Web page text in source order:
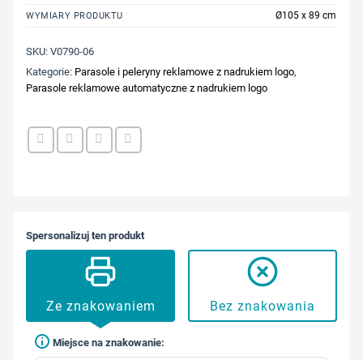
WYMIARY PRODUKTU Ø105 x 89 cm
SKU:V0790-06
Kategorie: Parasole i peleryny reklamowe z nadrukiem logo,
Parasole reklamowe automatyczne z nadrukiem logo
Spersonalizuj ten produkt
Ze znakowaniem Bez znakowania
Miejsce na znakowanie: